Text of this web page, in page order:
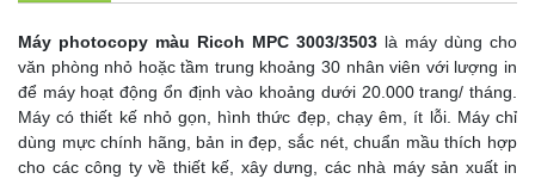
Máy photocopy màu Ricoh MPC 3003/3503 là máy dùng cho
văn phòng nhỏ hoặc tầm trung khoảng 30 nhân viên với lượng in
để máy hoạt động ổn định vào khoảng dưới 20.000 trang/ tháng.
Máy có thiết kế nhỏ gọn, hình thức đẹp, chạy êm, ít lỗi. Máy chỉ
dùng mực chính hãng, bản in đẹp, sắc nét, chuẩn mầu thích hợp
cho các công ty về thiết kế, xây dưng, các nhà máy sản xuất in